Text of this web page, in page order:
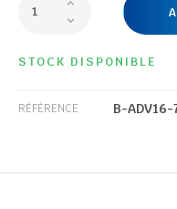
STOCK DISPONIBLE
RÉFÉRENCE B-